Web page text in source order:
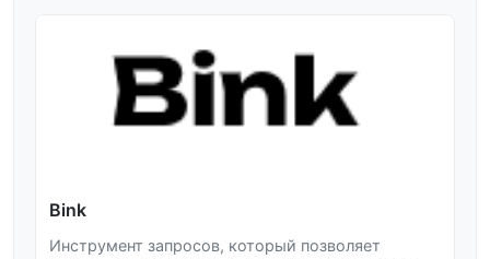
Bink
Инструмент запросов, который позволяет